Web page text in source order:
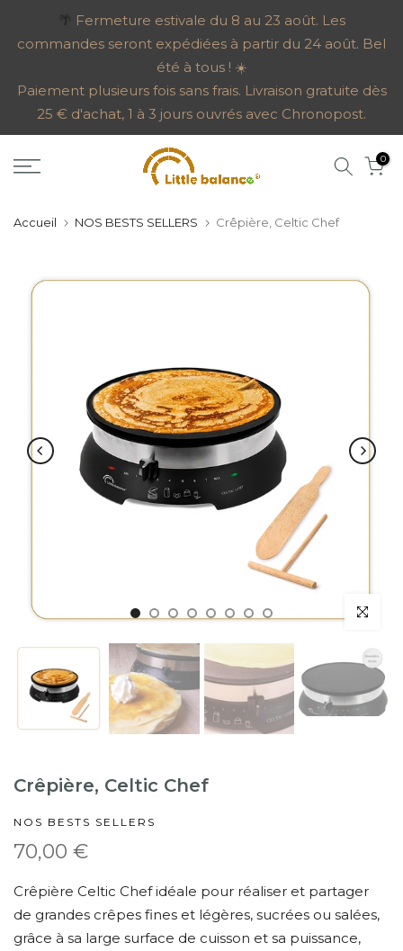
au
🌴 Fermeture estivale du 8 au 23 août. Les
commandes seront expédiées à partir du 24 août. Bel
été à tous ! ☀️
Paiement plusieurs fois sans frais. Livraison gratuite dès
25 € d'achat, 1 à 3 jours ouvrés avec Chronopost.
0
Accueil NOS BESTS SELLERS Crêpière, Celtic Chef
Crêpière, Celtic Chef
NOS BESTS SELLERS
70,00 €
Crêpière Celtic Chef idéale pour réaliser et partager
de grandes crêpes fines et légères, sucrées ou salées,
grâce à sa large surface de cuisson et sa puissance,